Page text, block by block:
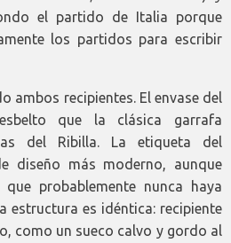
el partido de Italia porque
los partidos para escribir
ambos recipientes. El envase del
que la clásica garrafa
del Ribilla. La etiqueta del
diseño más moderno, aunque
probablemente nunca haya
estructura es idéntica: recipiente
como un sueco calvo y gordo al